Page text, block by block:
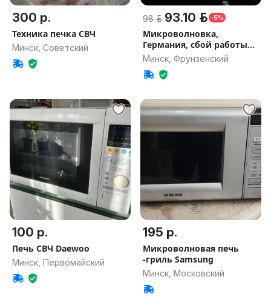
300 р.
Техника печка СВЧ
Минск, Советский
98 р. 93.10 р. -5%
Микроволновка,
Германия, сбой работы
электроники
Минск, Фрунзенский
100 р.
Печь СВЧ Daewoo
Минск, Первомайский
195 р.
Микроволновая печь
-гриль Samsung
Минск, Московский